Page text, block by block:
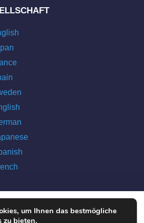
UVPLASTIC MATERIAL TECHNOLOGY
um Ihnen das bestmögliche
zu bieten.